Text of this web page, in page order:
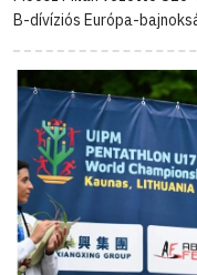
B-dívíziós Európa-